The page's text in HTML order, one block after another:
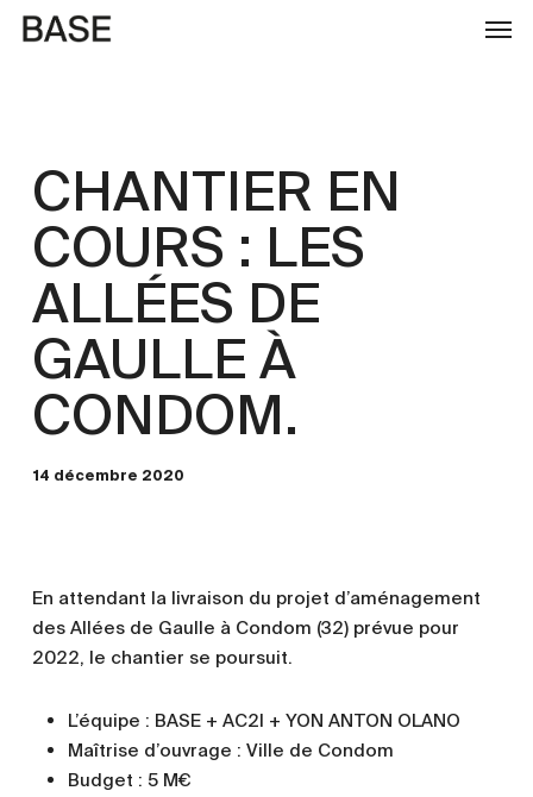
Skip
CHANTIER EN
COURS : LES
ALLÉES DE
GAULLE À
CONDOM.
14 décembre 2020
En attendant la livraison du projet d’aménagement
des Allées de Gaulle à Condom (32) prévue pour
2022, le chantier se poursuit.
L’équipe : BASE + AC2I + YON ANTON OLANO
Maîtrise d’ouvrage : Ville de Condom
Budget : 5 M€